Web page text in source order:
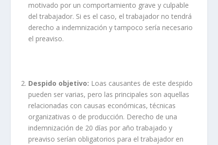
motivado por un comportamiento grave y culpable
del trabajador. Si es el caso, el trabajador no tendrá
derecho a indemnización y tampoco sería necesario
el preaviso.
Despido objetivo: Loas causantes de este despido
pueden ser varias, pero las principales son aquellas
relacionadas con causas económicas, técnicas
organizativas o de producción. Derecho de una
indemnización de 20 días por año trabajado y
preaviso serían obligatorios para el trabajador en